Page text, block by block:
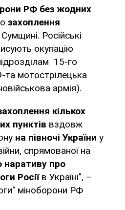
РФ без жодних
захоплення
Російські
окупацію
15-го
та мотострілецька
армія).
кількох
пунктів вздовж
на півночі України у
спрямованої на
наративу про
Росіїв Україні", –
міноборони РФ